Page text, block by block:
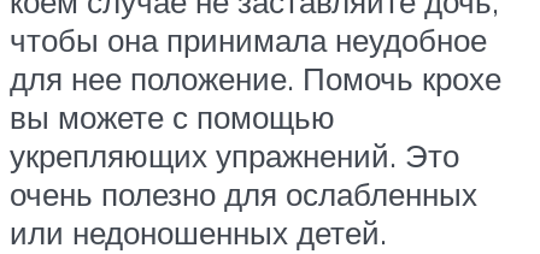
чтобы она принимала неудобное
для нее положение. Помочь крохе
вы можете с помощью
укрепляющих упражнений. Это
очень полезно для ослабленных
или недоношенных детей.